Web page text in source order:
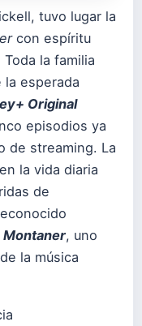
tuvo lugar la
con espíritu
la familia
esperada
Original
episodios ya
de streaming. La
la vida diaria
de
Montaner, uno
la música